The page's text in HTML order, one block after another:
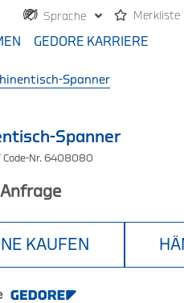
Sprache Merkliste
GEDORE KARRIERE
Spanner
Spanner
Code-Nr. 6408080
KAUFEN